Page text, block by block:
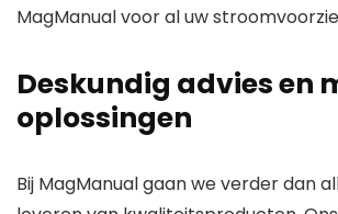
MagManualvoor al uw
Deskundig advies en
oplossingen
Bij MagManualgaan we verder dan